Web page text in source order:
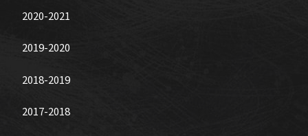
2020-2021
2019-2020
2018-2019
2017-2018